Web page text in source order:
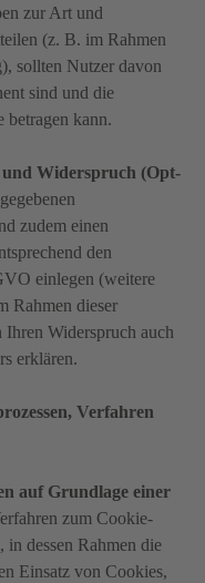
zur Art und
(z. B. im Rahmen
sollten Nutzer davon
sind und die
betragen kann.
Widerspruch (Opt-
zudem einen
den
einlegen (weitere
Rahmen dieser
Widerspruch auch
erklären.
Verfahren
auf Grundlage einer
zum Cookie-
dessen Rahmen die
Einsatz von Cookies,